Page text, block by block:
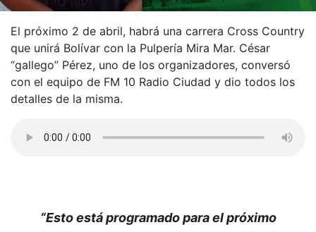
El próximo 2 de abril, habrá una carrera Cross Country
que unirá Bolívar con la Pulpería Mira Mar. César
“gallego” Pérez, uno de los organizadores, conversó
con el equipo de FM 10 Radio Ciudad y dio todos los
detalles de la misma.
“Esto está programado para el próximo